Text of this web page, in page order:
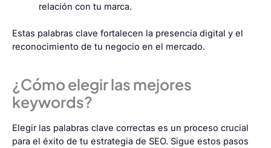
relación con tu marca.
Estas palabras clave fortalecen la presencia digital y el
reconocimiento de tu negocio en el mercado.
¿Cómo elegir las mejores
keywords?
Elegir las palabras clave correctas es un proceso crucial
para el éxito de tu estrategia de SEO. Sigue estos pasos